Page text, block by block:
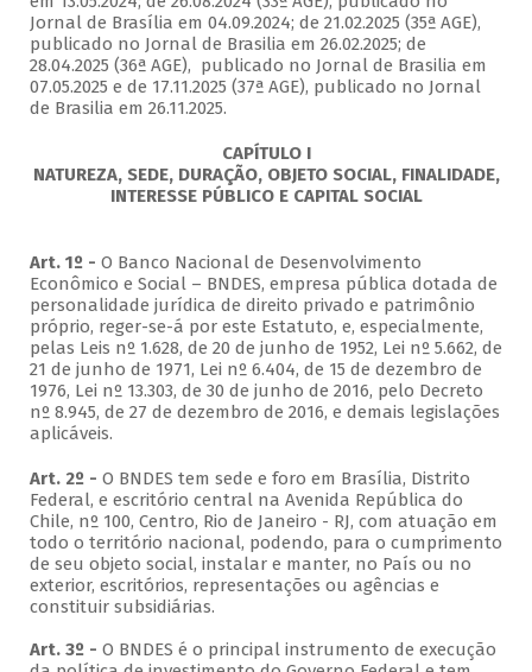
Jornal de Brasília em 04.09.2024; de 21.02.2025 (35ª AGE),
publicado no Jornal de Brasilia em 26.02.2025; de
28.04.2025 (36ª AGE), publicado no Jornal de Brasilia em
07.05.2025 e de 17.11.2025 (37ª AGE), publicado no Jornal
de Brasilia em 26.11.2025.
CAPÍTULO I
NATUREZA, SEDE, DURAÇÃO, OBJETO SOCIAL, FINALIDADE,
INTERESSE PÚBLICO E CAPITAL SOCIAL
Art. 1º - O Banco Nacional de Desenvolvimento
Econômico e Social – BNDES, empresa pública dotada de
personalidade jurídica de direito privado e patrimônio
próprio, reger-se-á por este Estatuto, e, especialmente,
pelas Leis nº 1.628, de 20 de junho de 1952, Lei nº 5.662, de
21 de junho de 1971, Lei nº 6.404, de 15 de dezembro de
1976, Lei nº 13.303, de 30 de junho de 2016, pelo Decreto
nº 8.945, de 27 de dezembro de 2016, e demais legislações
aplicáveis.
Art. 2º - O BNDES tem sede e foro em Brasília, Distrito
Federal, e escritório central na Avenida República do
Chile, nº 100, Centro, Rio de Janeiro - RJ, com atuação em
todo o território nacional, podendo, para o cumprimento
de seu objeto social, instalar e manter, no País ou no
exterior, escritórios, representações ou agências e
constituir subsidiárias.
Art. 3º - O BNDES é o principal instrumento de execução